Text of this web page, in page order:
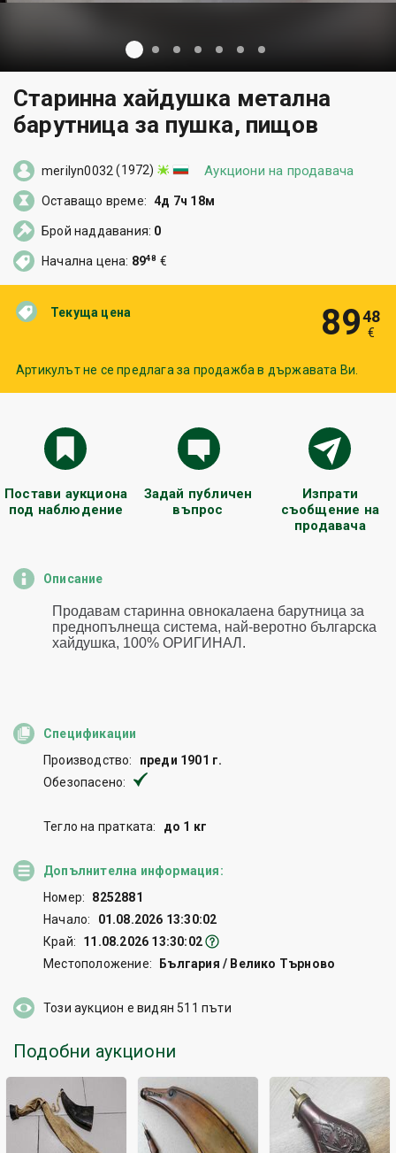
Старинна хайдушка метална
барутница за пушка, пищов
Текуща цена 8948
€
Артикулът не се предлага за продажба в държавата Ви.
Постави аукциона
под наблюдение
Задай публичен
въпрос
Изпрати
съобщение на
продавача
merilyn0032 (1972) Аукциони на продавача
Оставащо време: 4д 7ч 18м
Брой наддавания: 0
Начална цена: 8948 €
Описание
Спецификации
Производство:
преди 1901 г.
Обезопасено:
Тегло на пратката: до 1 кг
Допълнителна информация:
Номер:
8252881
Начало:
01.08.2026 13:30:02
Край:
11.08.2026 13:30:02
Местоположение:
България / Велико Търново
Този аукцион е видян 511 пъти
Подобни аукциони